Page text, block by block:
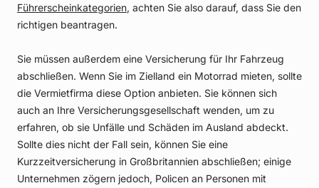
Führerscheinkategorien, achten Sie also darauf, dass Sie den
richtigen beantragen.
Sie müssen außerdem eine Versicherung für Ihr Fahrzeug
abschließen. Wenn Sie im Zielland ein Motorrad mieten, sollte
die Vermietfirma diese Option anbieten. Sie können sich
auch an Ihre Versicherungsgesellschaft wenden, um zu
erfahren, ob sie Unfälle und Schäden im Ausland abdeckt.
Sollte dies nicht der Fall sein, können Sie eine
Kurzzeitversicherung in Großbritannien abschließen; einige
Unternehmen zögern jedoch, Policen an Personen mit